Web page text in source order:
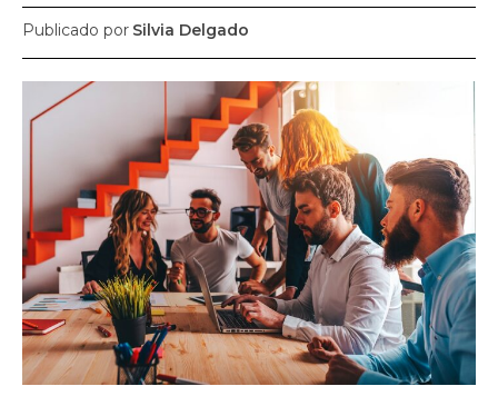
SUBSCRIBE
Welcome to Liberty Case
We have a curated list of the most noteworthy news from all
across the globe. With any subscription plan, you get access
to exclusive articlesthat let you stay ahead of the curve.
Your Profile
NEWS LIFESTYLE PUBLIC OPINION
Publicado por Silvia Delgado